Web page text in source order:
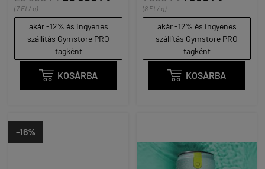
(7 Ft / g)
akár -12% és ingyenes
szállítás Gymstore PRO
tagként
 KOSÁRBA
(8 Ft / g)
akár -12% és ingyenes
szállítás Gymstore PRO
tagként
 KOSÁRBA
-16%